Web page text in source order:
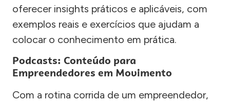
oferecer insights práticos e aplicáveis, com
exemplos reais e exercícios que ajudam a
colocar o conhecimento em prática.
Podcasts: Conteúdo para
Empreendedores em Movimento
Com a rotina corrida de um empreendedor,